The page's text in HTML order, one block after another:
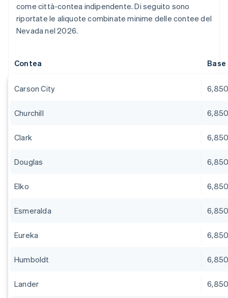
come città-contea indipendente. Di seguito sono
riportate le aliquote combinate minime delle contee del
Nevada nel 2026.
Contea
Carson City
Churchill
Clark
Douglas
Elko
Esmeralda
Eureka
Humboldt
Lander